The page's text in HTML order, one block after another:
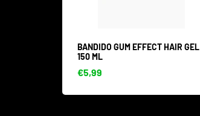
BANDIDO GUM EFFECT HAIR GEL
150 ML
€5,99